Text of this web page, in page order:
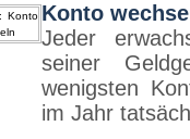
Konto
Jeder
seiner
wenigsten
im Jahr